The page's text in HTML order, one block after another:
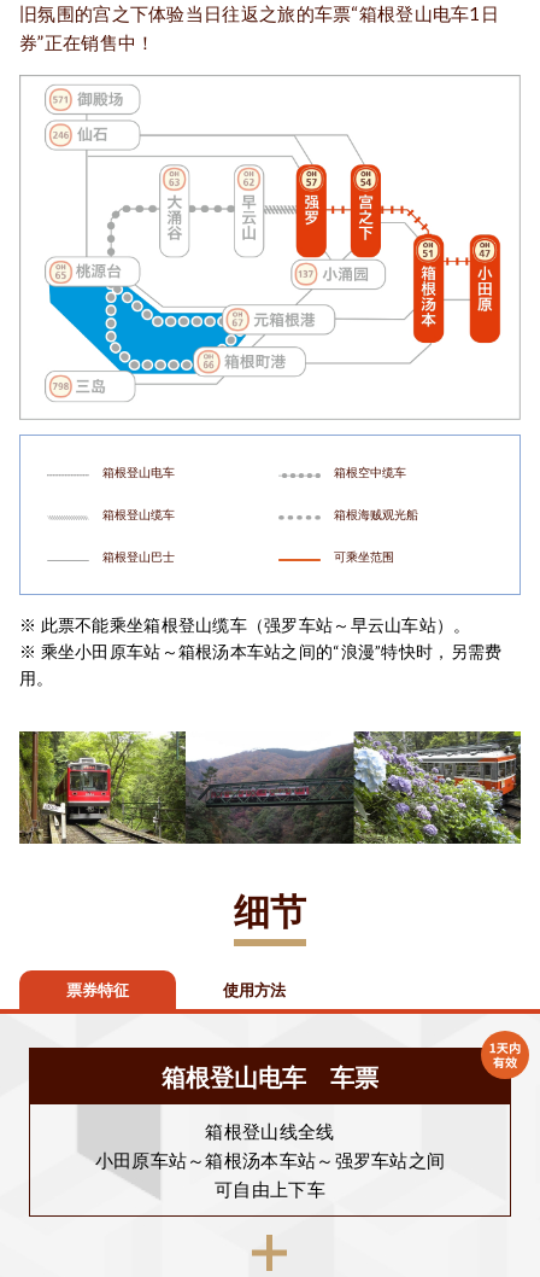
旧氛围的宫之下体验当日往返之旅的车票“箱根登山电车1日
券”正在销售中！
箱根登山电车 箱根空中缆车
箱根登山缆车 箱根海贼观光船
箱根登山巴士 可乘坐范围
※ 此票不能乘坐箱根登山缆车（强罗车站～早云山车站）。
※ 乘坐小田原车站～箱根汤本车站之间的“浪漫”特快时，另需费
用。
细节
票券特征 使用方法
箱根登山电车 车票
箱根登山线全线
小田原车站～箱根汤本车站～强罗车站之间
可自由上下车